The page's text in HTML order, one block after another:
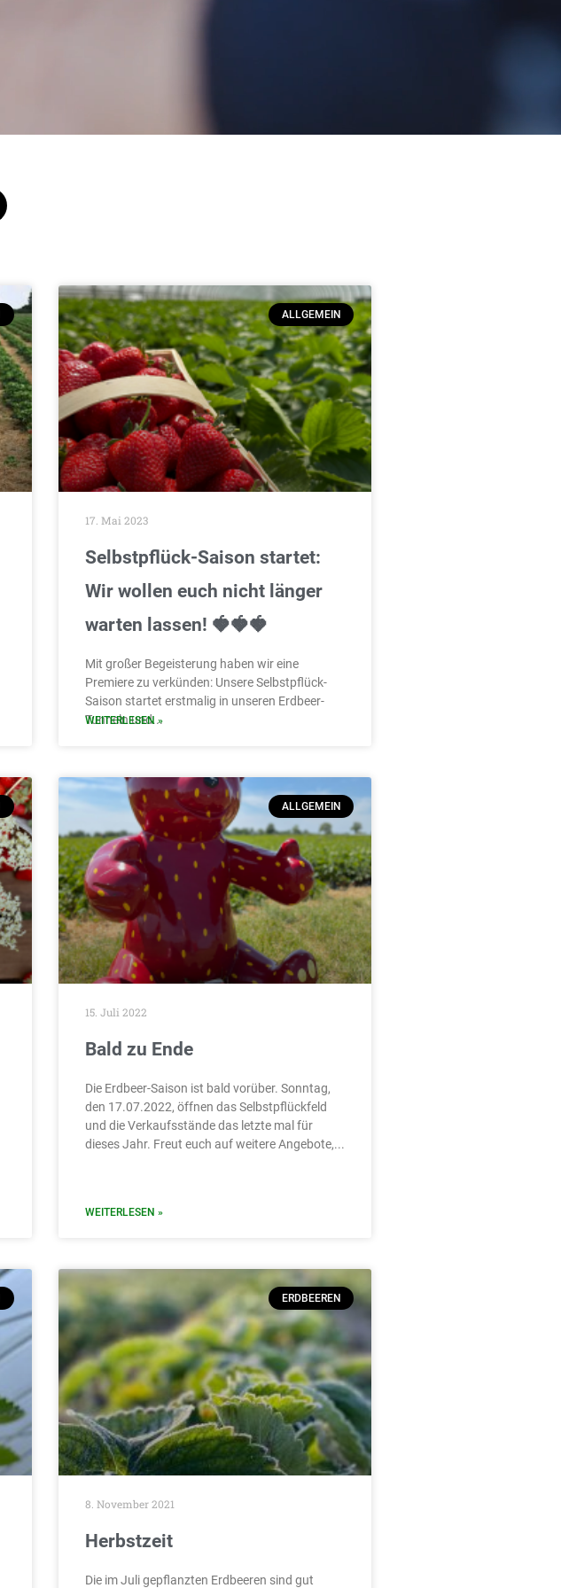
ALLGEMEIN
Selbstpflück-Saison startet:
Wir wollen euch nicht länger
warten lassen! 🍓🍓🍓
Mit großer Begeisterung haben wir eine
Premiere zu verkünden: Unsere Selbstpflück-
Saison startet erstmalig in unseren Erdbeer-
Tunneln und
WEITERLESEN »
17. Mai 2023
ALLGEMEIN
Bald zu Ende
Die Erdbeer-Saison ist bald vorüber. Sonntag,
den 17.07.2022, öffnen das Selbstpflückfeld
und die Verkaufsstände das letzte mal für
dieses Jahr. Freut euch auf weitere Angebote,
WEITERLESEN »
15. Juli 2022
ERDBEEREN
Herbstzeit
Die im Juli gepflanzten Erdbeeren sind gut
8. November 2021